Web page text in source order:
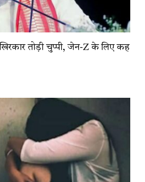
आखिरकार तोड़ी चुप्पी, जेन-Z के लिए कह